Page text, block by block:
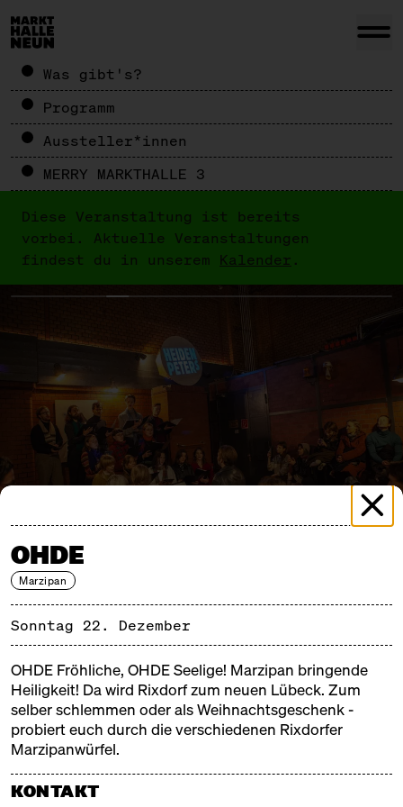
OHDE
Marzipan
Sonntag 22. Dezember
OHDE Fröhliche, OHDE Seelige! Marzipan bringende
Heiligkeit! Da wird Rixdorf zum neuen Lübeck. Zum
selber schlemmen oder als Weihnachtsgeschenk -
probiert euch durch die verschiedenen Rixdorfer
Marzipanwürfel.
KONTAKT
Was gibt's?
Programm
Aussteller*innen
MERRY MARKTHALLE 3
Diese Veranstaltung ist bereits
vorbei. Aktuelle Veranstaltungen
findest du in unserem Kalender .
MERRY MARKTHALLE 3
Merry Markthalle, das ist der wetterfeste
Weihnachtsmarkt der Herzen. Der Tannenbaum
steht bereit, Zimtduft liegt in der Luft und innerlich
werden schon die weihnachtlichen Gasssenhauer
angestimmt - draußen wird's kalt und die Markthalle
Neun wird very, very merry. Lecker und schön, gut
und gesellig – ein Weihnachtsmarkt zum Stöbern,
Schlemmen und Schlürfen!